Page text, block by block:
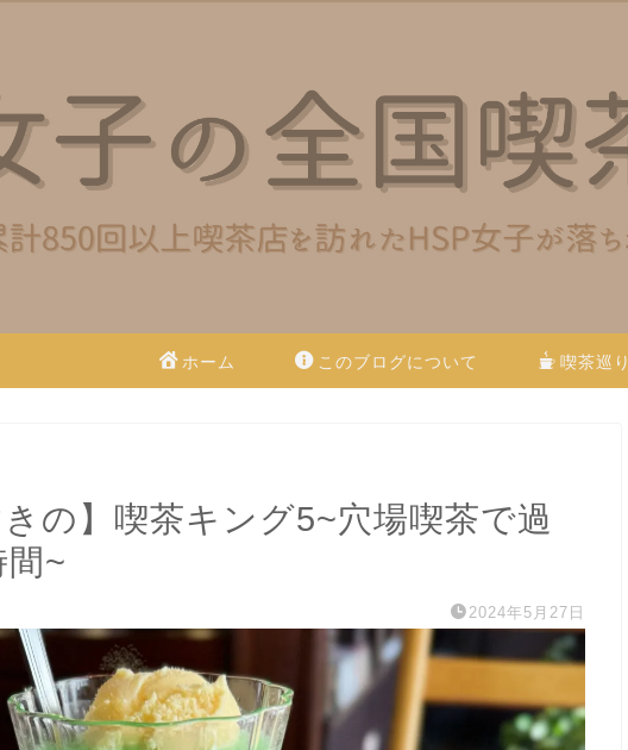
ホーム このブログについて 喫茶巡り
きの】喫茶キング5~穴場喫茶で過
~
2024年5月27日